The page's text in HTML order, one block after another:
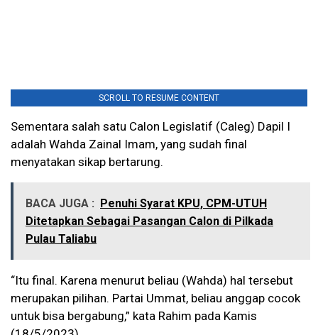
SCROLL TO RESUME CONTENT
Sementara salah satu Calon Legislatif (Caleg) Dapil I
adalah Wahda Zainal Imam, yang sudah final
menyatakan sikap bertarung.
BACA JUGA :
Penuhi Syarat KPU, CPM-UTUH
Ditetapkan Sebagai Pasangan Calon di Pilkada
Pulau Taliabu
“Itu final. Karena menurut beliau (Wahda) hal tersebut
merupakan pilihan. Partai Ummat, beliau anggap cocok
untuk bisa bergabung,” kata Rahim pada Kamis